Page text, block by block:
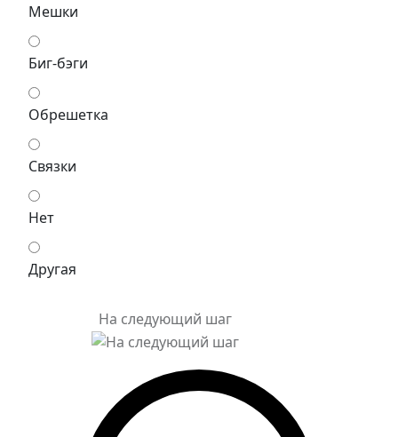
Мешки
Биг-бэги
Обрешетка
Связки
Нет
Другая
На следующий шаг